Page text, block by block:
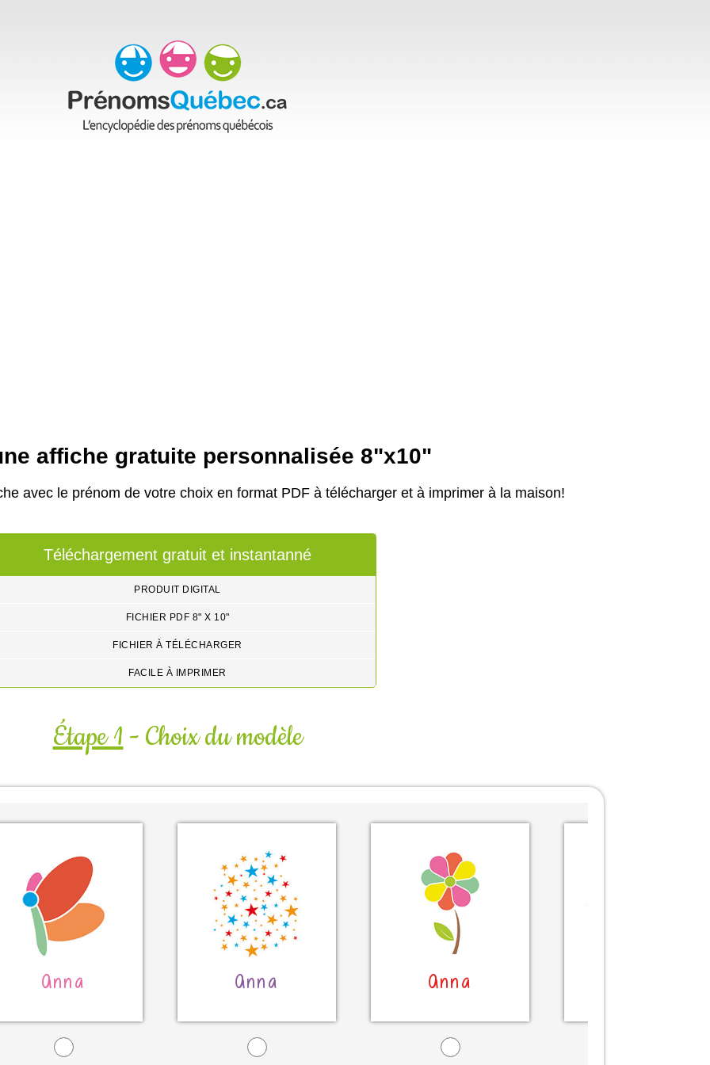
affiche gratuite personnalisée 8"x10"
avec le prénom de votre choix en format PDF à télécharger et à imprimer à la maison!
Téléchargement gratuit et instantanné
PRODUIT DIGITAL
FICHIER PDF 8" X 10"
FICHIER À TÉLÉCHARGER
FACILE À IMPRIMER
Étape 1- Choix du modèle
Anna Anna Anna